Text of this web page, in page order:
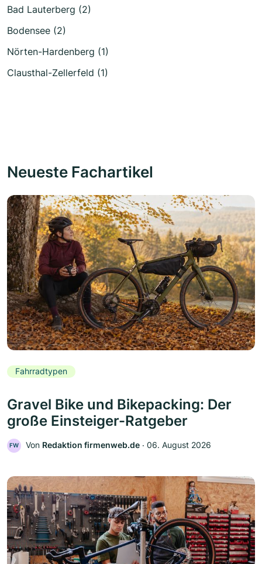
Bad Lauterberg (2)
Bodensee (2)
Nörten-Hardenberg (1)
Clausthal-Zellerfeld (1)
Neueste Fachartikel
Fahrradtypen
Gravel Bike und Bikepacking: Der
große Einsteiger-Ratgeber
FW Von Redaktion firmenweb.de ‧ 06. August 2026